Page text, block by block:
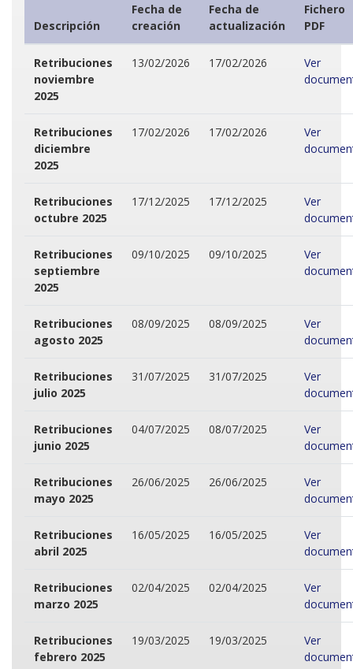
Descripción
Fecha de
creación
Fecha de
actualización
Fichero
PDF
Retribuciones
noviembre
2025
13/02/2026 17/02/2026
Ver
Retribuciones
diciembre
2025
17/02/2026 17/02/2026
Ver
Retribuciones
octubre 2025
17/12/2025 17/12/2025
Ver
Retribuciones
septiembre
2025
09/10/2025 09/10/2025
Ver
Retribuciones
agosto 2025
08/09/2025 08/09/2025
Ver
Retribuciones
julio 2025
31/07/2025 31/07/2025
Ver
Retribuciones
junio 2025
04/07/2025 08/07/2025
Ver
Retribuciones
mayo 2025
26/06/2025 26/06/2025
Ver
Retribuciones
abril 2025
16/05/2025 16/05/2025
Ver
Retribuciones
marzo 2025
02/04/2025 02/04/2025
Ver
Retribuciones
febrero 2025
19/03/2025 19/03/2025
Ver